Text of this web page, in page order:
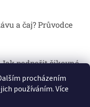
procházením
používáním. Více
a čaj? Průvodce
podpořit šikovné